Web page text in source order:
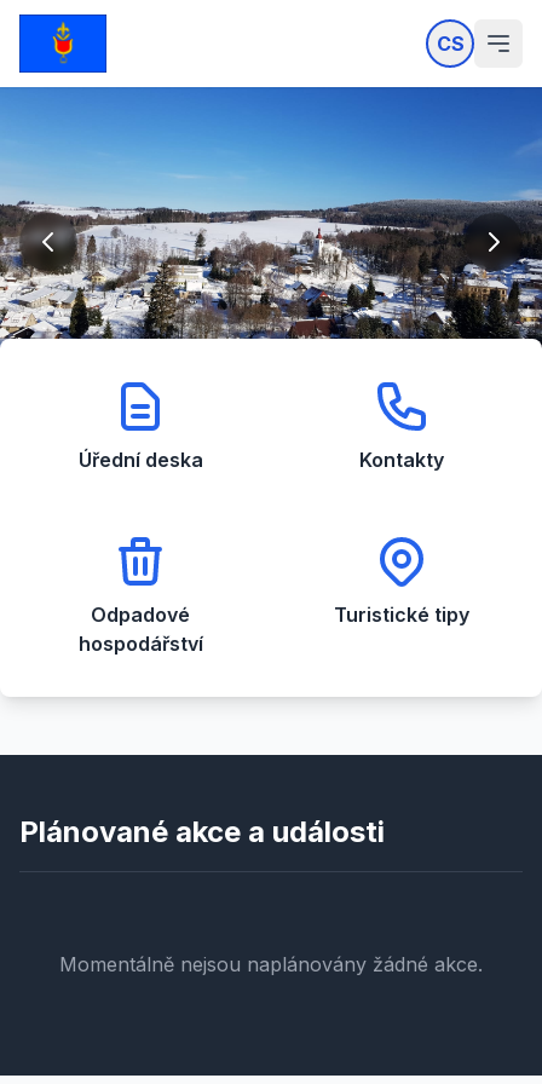
CS
Úřední deska Kontakty
Odpadové
hospodářství
Turistické tipy
Plánované akce a události
Momentálně nejsou naplánovány žádné akce.